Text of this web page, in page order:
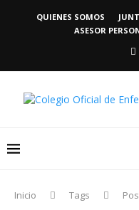
QUIENES SOMOS
ASESOR
Inicio Tags